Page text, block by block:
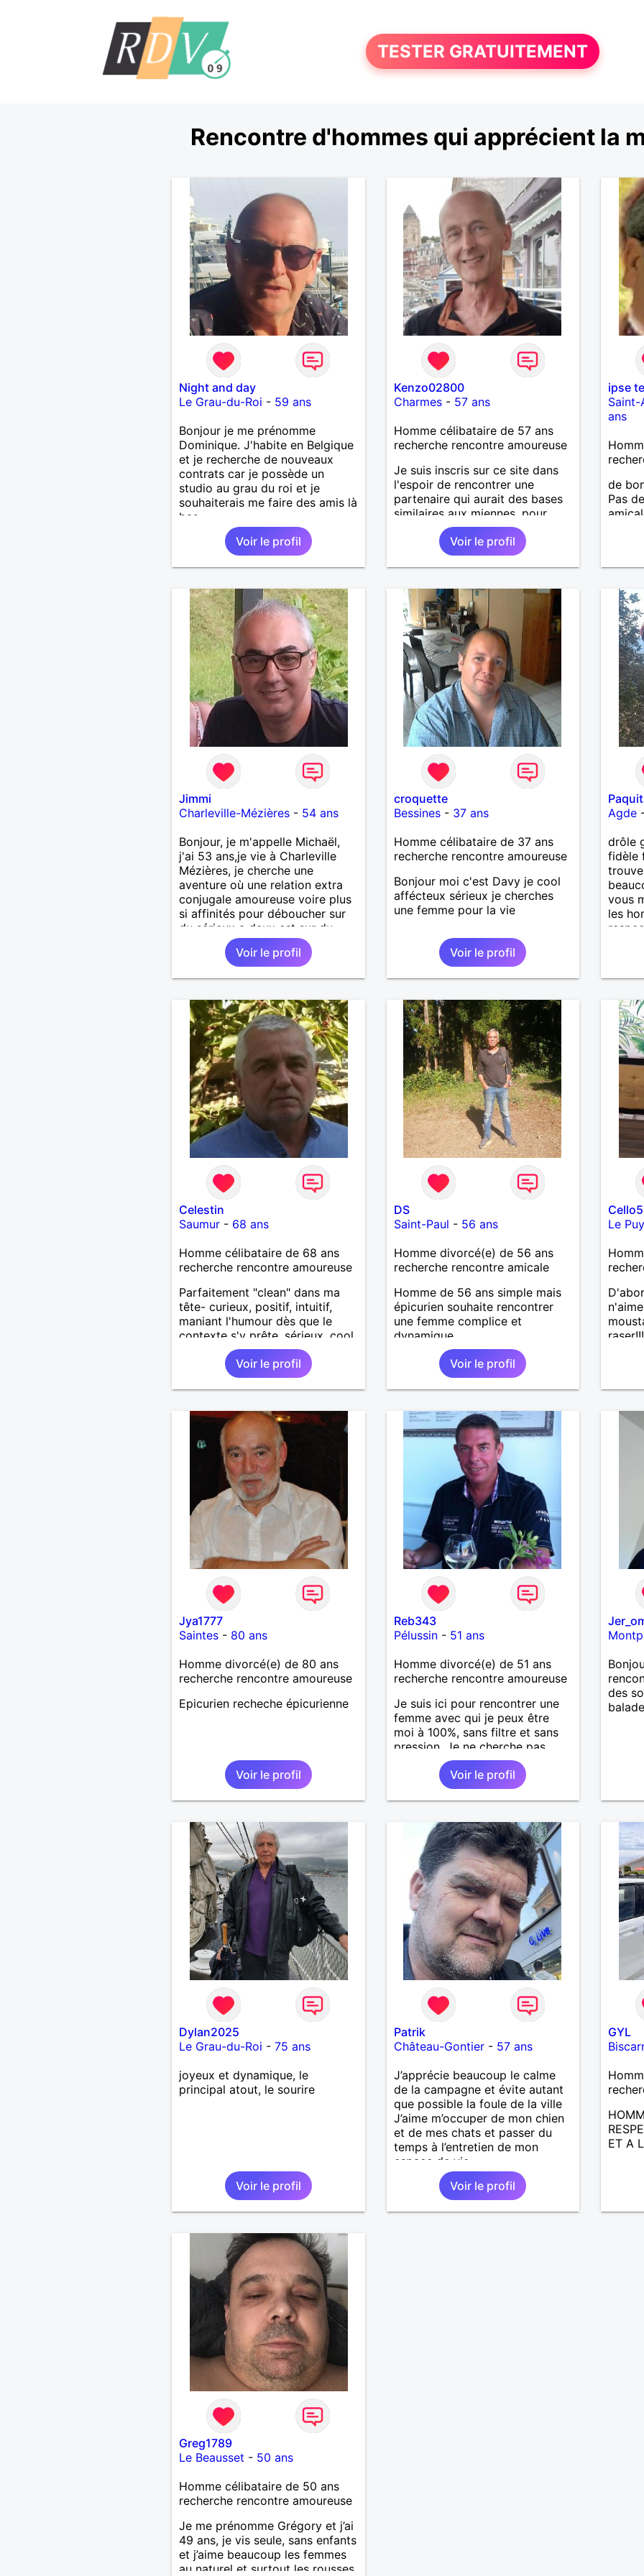
TESTER GRATUITEMENT
Rencontre d'hommes qui apprécient la
Night and day
Le Grau-du-Roi - 59 ans
Bonjour je me prénomme
Dominique. J'habite en Belgique
et je recherche de nouveaux
contrats car je possède un
studio au grau du roi et je
souhaiterais me faire des amis là
bas
Voir le profil
Kenzo02800
Charmes- 57 ans
Homme célibataire de 57 ans
recherche rencontre amoureuse
Je suis inscris sur ce site dans
l'espoir de rencontrer une
partenaire qui aurait des bases
similaires aux miennes, pour
créer une relation basée sur
l'amitié, l'amour, l'harmonie, la
complémentarité, et de la
confiance. Tout en respectant le
créativité de chacun.
Voir le profil
ipse
Saint-
ans
de
Pas
ravi
Jimmi
Charleville-Mézières- 54 ans
Bonjour, je m'appelle Michaël,
j'ai 53 ans,je vie à Charleville
Mézières, je cherche une
aventure où une relation extra
conjugale amoureuse voire plus
si affinités pour déboucher sur
du sérieux a deux est sur du
long terme seriez-vous
intéressée ?Voir le profil
croquette
Bessines- 37 ans
Homme célibataire de 37 ans
recherche rencontre amoureuse
Bonjour moi c'est Davy je cool
affécteux sérieux je cherches
une femme pour la vie
Voir le profil
Agde
drôle
fidèle
vous
les
Celestin
Saumur- 68 ans
Homme célibataire de 68 ans
recherche rencontre amoureuse
Parfaitement "clean" dans ma
tête- curieux, positif, intuitif,
maniant l'humour dès que le
contexte s'y prête, sérieux, cool.
Objectif; trouver le bon équilibre
avec la partenaire complice
pour profiter de la vie .
Voir le profil
DS
Saint-Paul - 56 ans
Homme divorcé(e) de 56 ans
recherche rencontre amicale
Homme de 56 ans simple mais
épicurien souhaite rencontrer
une femme complice et
dynamique
Voir le profil
Le
la
Je
des
coin
d'un
la
ville.
plus
son
chose
pleine
et
Jya1777
Saintes- 80 ans
Homme divorcé(e) de 80 ans
recherche rencontre amoureuse
Epicurien recheche épicurienne
Voir le profil
Reb343
Pélussin- 51 ans
Homme divorcé(e) de 51 ans
recherche rencontre amoureuse
Je suis ici pour rencontrer une
femme avec qui je peux être
moi à 100%, sans filtre et sans
pression. Je ne cherche pas
quelqu’un de parfait. Je cherche
quelqu’un de vrai. Il me semble
que c’est plus rare. J’ai une
bonne vie, des gens qui
partager avec quelqu’un qui a
les mêmes envies.
Voir le profil
des
Dylan2025
Le Grau-du-Roi - 75 ans
joyeux et dynamique, le
principal atout, le sourire
Voir le profil
Patrik
Château-Gontier- 57 ans
J’apprécie beaucoup le calme
de la campagne et évite autant
que possible la foule de la ville
J’aime m’occuper de mon chien
et de mes chats et passer du
temps à l’entretien de mon
espace de vie
Voir le profil
GYL
ET A
Greg1789
Le Beausset - 50 ans
Homme célibataire de 50 ans
recherche rencontre amoureuse
Je me prénomme Grégory et j’ai
49 ans, je vis seule, sans enfants
et j’aime beaucoup les femmes
au naturel et surtout les rousses.